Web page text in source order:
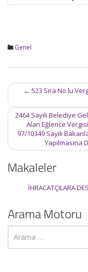
Genel
Post
navigation
← 523 Sıra No.lu
2464 Sayılı Belediye
Alan Eğlence
97/10349 Sayılı
Yapılmasına
Makaleler
İHRACATÇILARA
Arama Motoru